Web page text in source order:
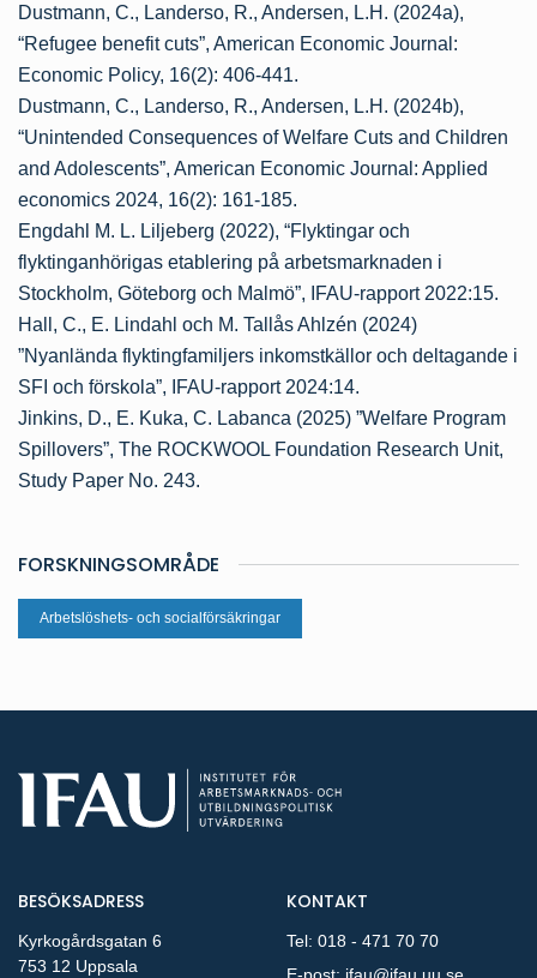
Dustmann, C., Landerso, R., Andersen, L.H. (2024a),
“Refugee benefit cuts”, American Economic Journal:
Economic Policy, 16(2): 406-441.
Dustmann, C., Landerso, R., Andersen, L.H. (2024b),
“Unintended Consequences of Welfare Cuts and Children
and Adolescents”, American Economic Journal: Applied
economics 2024, 16(2): 161-185.
Engdahl M. L. Liljeberg (2022), “Flyktingar och
flyktinganhörigas etablering på arbetsmarknaden i
Stockholm, Göteborg och Malmö”, IFAU-rapport 2022:15.
Hall, C., E. Lindahl och M. Tallås Ahlzén (2024)
”Nyanlända flyktingfamiljers inkomstkällor och deltagande i
SFI och förskola”, IFAU-rapport 2024:14.
Jinkins, D., E. Kuka, C. Labanca (2025) ”Welfare Program
Spillovers”, The ROCKWOOL Foundation Research Unit,
Study Paper No. 243.
FORSKNINGSOMRÅDE
Arbetslöshets- och socialförsäkringar
BESÖKSADRESS
Kyrkogårdsgatan 6
753 12 Uppsala
KONTAKT
Tel: 018 - 471 70 70